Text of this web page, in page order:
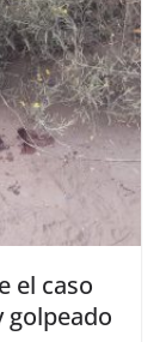
el caso
golpeado